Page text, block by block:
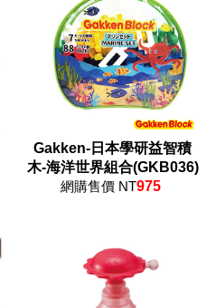
Gakken-日本學研益智積
木-海洋世界組合(GKB036)
網購售價 NT975